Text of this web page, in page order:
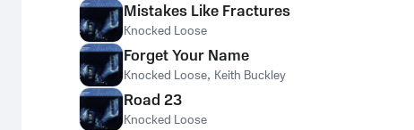
Mistakes Like Fractures
Knocked Loose
Forget Your Name
Knocked Loose, Keith Buckley
Road 23
Knocked Loose